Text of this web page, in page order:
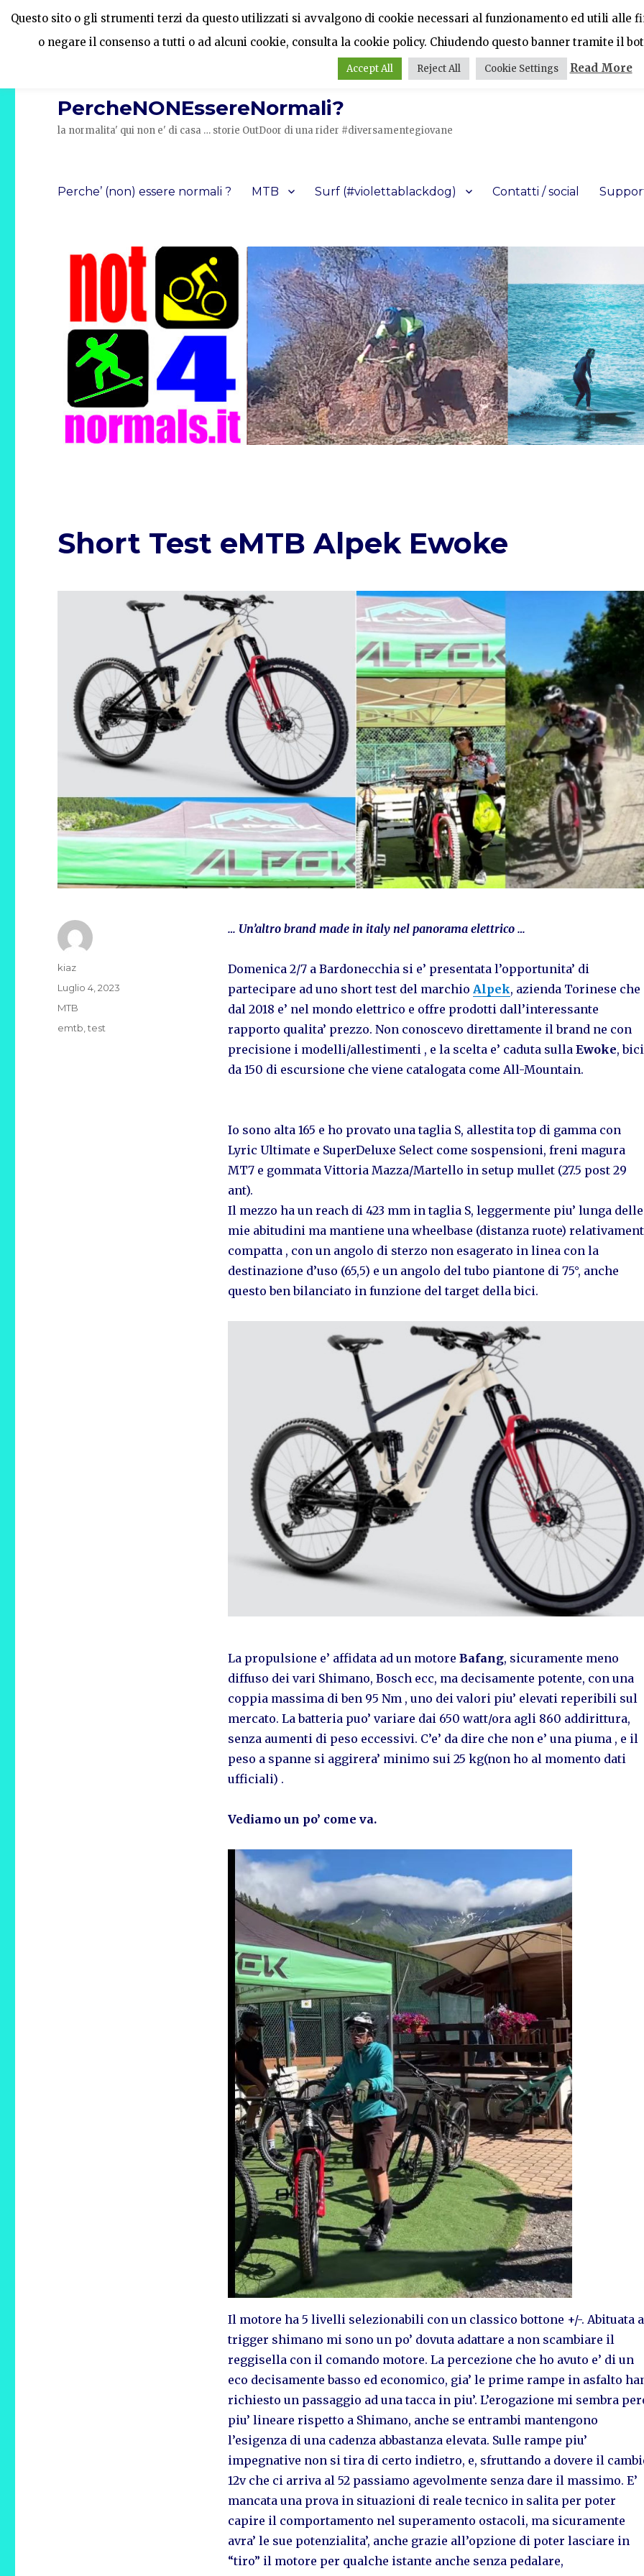
PercheNONEssereNormali?
la normalita' qui non e' di casa … storie OutDoor di una rider #diversamentegiovane
Perche’ (non) essere normali ? MTB Surf (#violettablackdog) Contatti / social
Short Test eMTB Alpek Ewoke
… Un’altro brand made in italy nel panorama elettrico …
Domenica 2/7 a Bardonecchia si e’ presentata l’opportunita’ di
partecipare ad uno short test del marchio Alpek, azienda Torinese che
dal 2018 e’ nel mondo elettrico e offre prodotti dall’interessante
rapporto qualita’ prezzo. Non conoscevo direttamente il brand ne con
precisione i modelli/allestimenti , e la scelta e’ caduta sulla Ewoke, bici
da 150 di escursione che viene catalogata come All-Mountain.
Io sono alta 165 e ho provato una taglia S, allestita top di gamma con
Lyric Ultimate e SuperDeluxe Select come sospensioni, freni magura
MT7 e gommata Vittoria Mazza/Martello in setup mullet (27.5 post 29
ant).
Il mezzo ha un reach di 423 mm in taglia S, leggermente piu’ lunga delle
mie abitudini ma mantiene una wheelbase (distanza ruote)
compatta , con un angolo di sterzo non esagerato in linea con la
destinazione d’uso (65,5) e un angolo del tubo piantone di 75°, anche
questo ben bilanciato in funzione del target della bici.
La propulsione e’ affidata ad un motore Bafang, sicuramente meno
diffuso dei vari Shimano, Bosch ecc, ma decisamente potente, con una
coppia massima di ben 95 Nm , uno dei valori piu’ elevati reperibili sul
mercato. La batteria puo’ variare dai 650 watt/ora agli 860 addirittura,
senza aumenti di peso eccessivi. C’e’ da dire che non e’ una piuma , e il
peso a spanne si aggirera’ minimo sui 25 kg(non ho al momento dati
ufficiali) .
Vediamo un po’ come va.
Il motore ha 5 livelli selezionabili con un classico bottone +/-. Abituata
trigger shimano mi sono un po’ dovuta adattare a non scambiare il
reggisella con il comando motore. La percezione che ho avuto e’ di un
eco decisamente basso ed economico, gia’ le prime rampe in asfalto
richiesto un passaggio ad una tacca in piu’. L’erogazione mi sembra
piu’ lineare rispetto a Shimano, anche se entrambi mantengono
l’esigenza di una cadenza abbastanza elevata. Sulle rampe piu’
impegnative non si tira di certo indietro, e, sfruttando a dovere il
12v che ci arriva al 52 passiamo agevolmente senza dare il massimo. E’
mancata una prova in situazioni di reale tecnico in salita per poter
capire il comportamento nel superamento ostacoli, ma sicuramente
avra’ le sue potenzialita’, anche grazie all’opzione di poter lasciare in
“tiro” il motore per qualche istante anche senza pedalare,
Autore
kiaz
Pubblicato
il
Luglio 4, 2023
Categorie
MTB
Tag
emtb,test
Questo sito o gli strumenti terzi da questo utilizzati si avvalgono di cookie necessari al funzionamento ed utili alle
o negare il consenso a tutti o ad alcuni cookie, consulta la cookie policy. Chiudendo questo banner tramite il
Accept All Reject All Cookie Settings Read More